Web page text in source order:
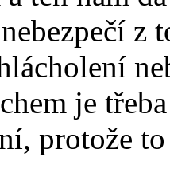
z
je
protože